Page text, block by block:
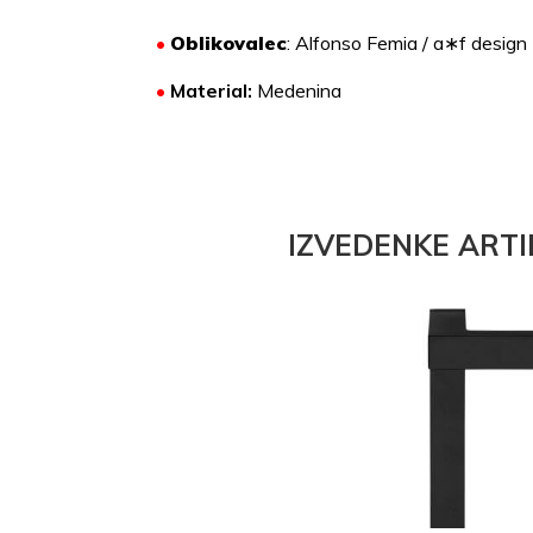
• Oblikovalec: Alfonso Femia / a∗f design
• Material: Medenina
IZVEDENKE